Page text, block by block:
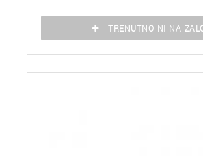
TRENUTNO NI NA